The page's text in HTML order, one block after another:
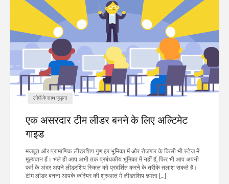
लोगों के साथ जुड़ना
एक असरदार टीम लीडर बनने के लिए अल्टिमेट
गाइड
मजबूत और प्रामाणिक लीडरशिप गुण हर भूमिका में और रोजगार के किसी भी स्टेज में
मूल्यवान हैं। भले ही आप अभी तक प्रबंधकीय भूमिका में नहीं हैं, फिर भी आप अपनी
फर्म के अंदर अपने लीडरशिप स्किल को प्रदर्शित करने के तरीके तलाश सकते हैं।
टीम लीडर बनना आपके करियर की शुरुआत में लीडरशिप क्षमता […]